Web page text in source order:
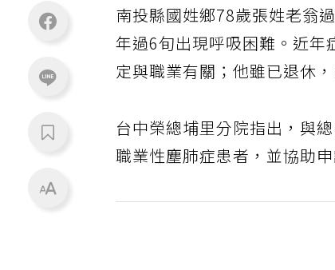
南投縣國姓鄉78歲張姓老翁
年過6旬出現呼吸困難。近
定與職業有關；他雖已退休
台中榮總埔里分院指出，與
職業性塵肺症患者，並協助